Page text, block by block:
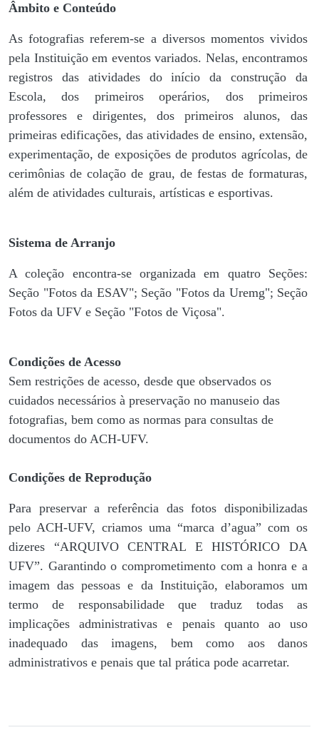
Âmbito e Conteúdo
As fotografias referem-se a diversos momentos vividos
pela Instituição em eventos variados. Nelas, encontramos
registros das atividades do início da construção da
Escola, dos primeiros operários, dos primeiros
professores e dirigentes, ​dos primeiros alunos, das
primeiras edificações, das atividades de ensino, extensão,
experimentação, de exposições de produtos agrícolas, de
cerimônias de colação de grau, de festas de formaturas,
além de atividades culturais, artísticas e esportivas.
Sistema de Arranjo
A coleção encontra-se organizada em quatro Seções:
Seção "Fotos da ESAV"; Seção "Fotos da Uremg"; Seção
Fotos da UFV e Seção "Fotos de Viçosa".
Condições de Acesso
Sem restrições de acesso, desde que observados os
cuidados necessários à preservação no manuseio das
fotografias, bem como as normas para consultas de
documentos do ACH-UFV.
Condições de Reprodução
Para preservar a referência das fotos disponibilizadas
pelo ACH-UFV, criamos uma “marca d’agua” com os
dizeres “ARQUIVO CENTRAL E HISTÓRICO DA
UFV”. Garantindo o comprometimento com a honra e a
imagem das pessoas e da Instituição, elaboramos um
termo de responsabilidade que traduz todas as
implicações administrativas e penais quanto ao uso
inadequado das imagens, bem como aos danos
administrativos e penais que tal prática pode acarretar.